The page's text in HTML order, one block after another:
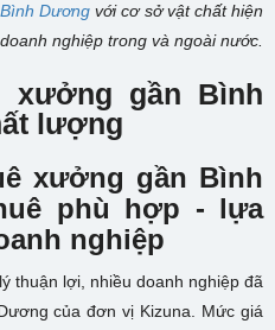
Dương với cơ sở vật chất hiện
nghiệp trong và ngoài nước.
xưởng gần Bình
lượng
xưởng gần Bình
phù hợp - lựa
nghiệp
thuận lợi, nhiều doanh nghiệp đã
của đơn vị Kizuna. Mức giá